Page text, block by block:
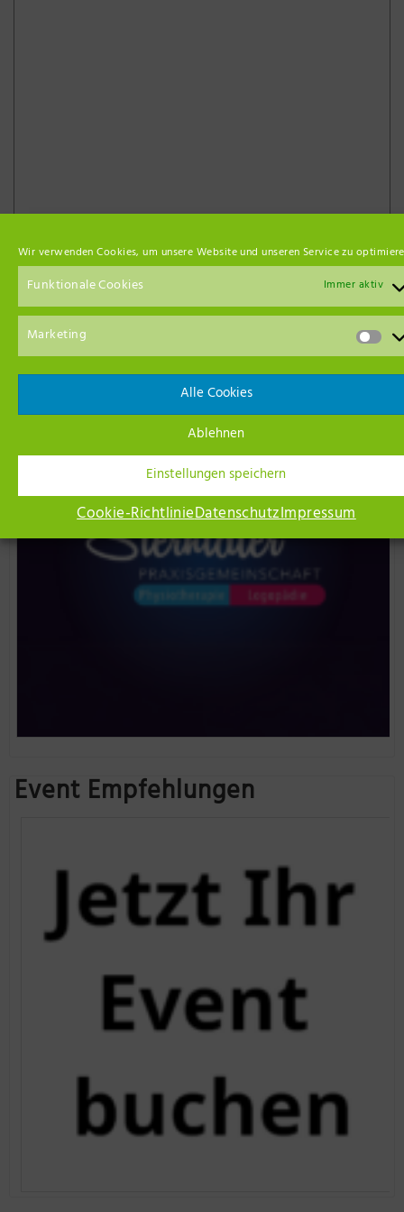
Wir verwenden Cookies, um unsere Website und unseren Service zu
Funktionale Cookies Immer aktiv
Marketing
Alle Cookies
Ablehnen
Einstellungen speichern
Cookie-RichtlinieDatenschutzImpressum
Unsere Netzwerk-Partner
Event Empfehlungen